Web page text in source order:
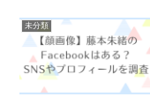
未分類